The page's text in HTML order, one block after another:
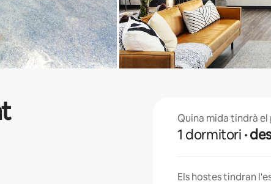
Quina mida tindrà el
1 dormitori ·
Els hostes tindran